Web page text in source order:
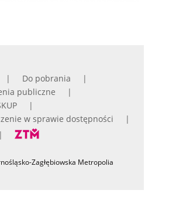
Do pobrania
publiczne
w sprawie dostępności
Zagłębiowska Metropolia